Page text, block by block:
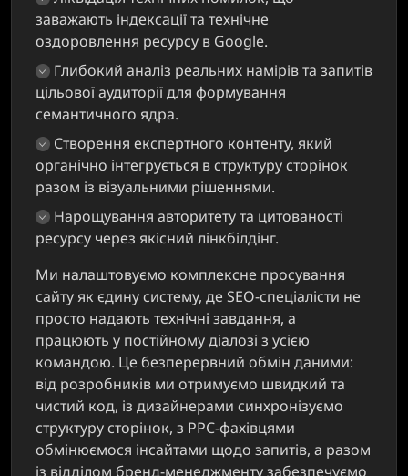
заважають індексації та технічне
оздоровлення ресурсу в Google.
Глибокий аналіз реальних намірів та запитів
цільової аудиторії для формування
семантичного ядра.
Створення експертного контенту, який
органічно інтегрується в структуру сторінок
разом із візуальними рішеннями.
Нарощування авторитету та цитованості
ресурсу через якісний лінкбілдінг.
Ми налаштовуємо комплексне просування
сайту як єдину систему, де SEO-спеціалісти не
просто надають технічні завдання, а
працюють у постійному діалозі з усією
командою. Це безперервний обмін даними:
від розробників ми отримуємо швидкий та
чистий код, із дизайнерами синхронізуємо
структуру сторінок, з PPC-фахівцями
обмінюємося інсайтами щодо запитів, а разом
із відділом бренд-менеджменту забезпечуємо